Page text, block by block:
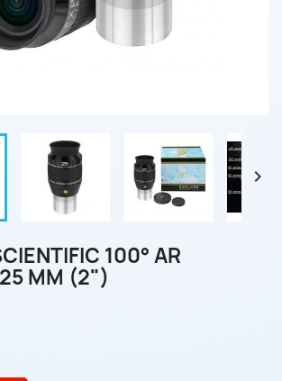

100° AR
MM (2")